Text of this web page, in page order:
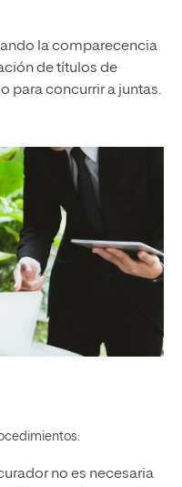
la comparecencia
de títulos de
para concurrir a juntas.
no es necesaria